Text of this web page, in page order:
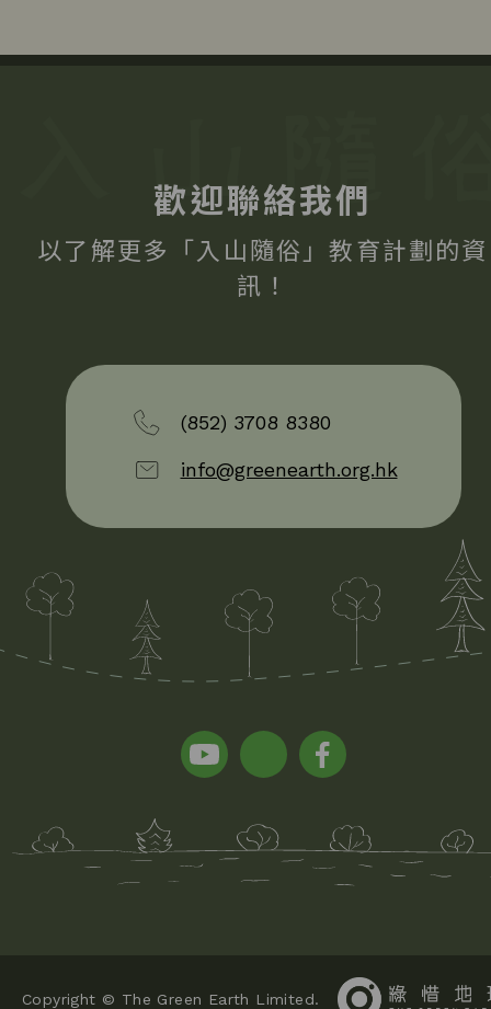
歡迎聯絡我們
以了解更多「入山隨俗」教育計劃的資
訊！
(852) 3708 8380
info@greenearth.org.hk
Copyright © The Green Earth Limited.